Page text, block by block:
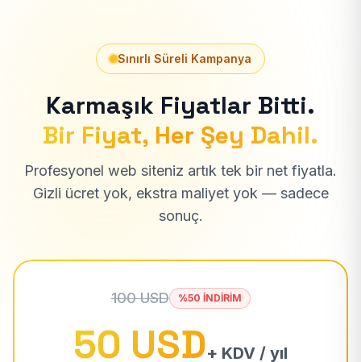
Sınırlı Süreli Kampanya
Karmaşık Fiyatlar Bitti.
Bir Fiyat, Her Şey Dahil.
Profesyonel web siteniz artık tek bir net fiyatla.
Gizli ücret yok, ekstra maliyet yok — sadece
sonuç.
100 USD %50 İNDİRİM
50 USD+ KDV / yıl